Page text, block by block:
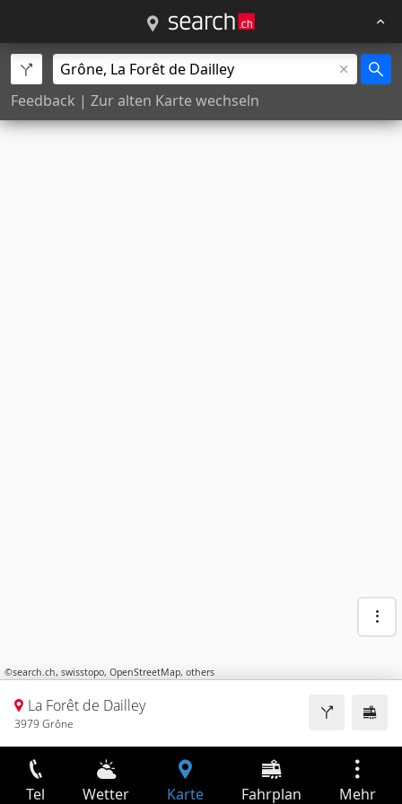
Feedback | Zur alten Karte wechseln
©search.ch, swisstopo, OpenStreetMap, others
La Forêt de Dailley
3979 Grône
Tel Wetter Karte Fahrplan Mehr